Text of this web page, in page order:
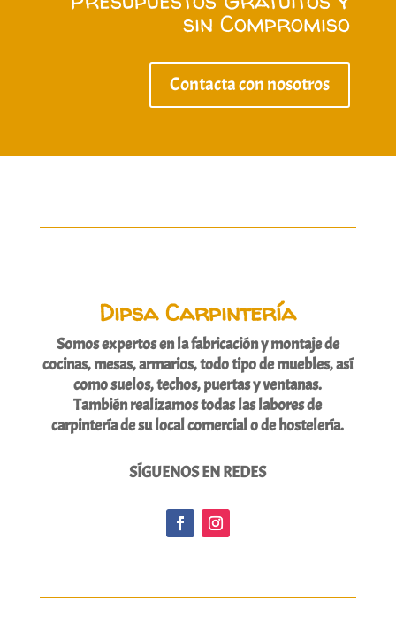
sin Compromiso
Contacta con nosotros
Dipsa Carpintería
Somos expertos en la fabricación y montaje de
cocinas, mesas, armarios, todo tipo de muebles, así
como suelos, techos, puertas y ventanas.
También realizamos todas las labores de
carpintería de su local comercial o de hostelería.
SÍGUENOS EN REDES